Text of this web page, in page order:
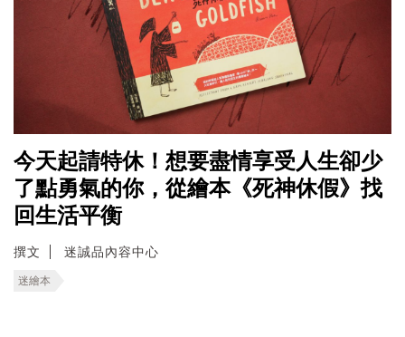
今天起請特休！想要盡情享受人生卻少
了點勇氣的你，從繪本《死神休假》找
回生活平衡
撰文 迷誠品內容中心
迷繪本